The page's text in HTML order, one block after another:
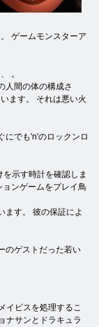
ゲームモンスターア
。
人間の体の構成さ
ます。 それは悪い火
にでも'n'のロックンロ
示す時計を確認しま
ンゲームをプレイ鳥
ます。 彼の保証によ
のゲストだった若い
イビスを処理するこ
ナサンとドラキュラ